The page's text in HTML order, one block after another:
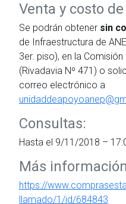
Venta y costo
Se podrán obtener sin
de Infraestructura de
3er. piso), en la
(Rivadavia Nº 471) o
correo electrónico a
Consultas:
Hasta el 9/11/2018 –
Más
https://
llamado/1/id/684843